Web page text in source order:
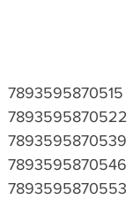
7893595870515
7893595870522
7893595870539
7893595870546
7893595870553